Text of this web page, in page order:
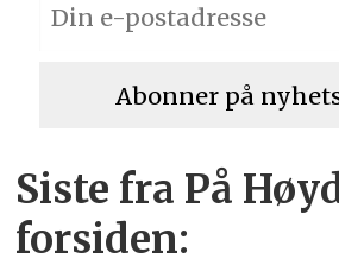
Siste fra På
forsiden: